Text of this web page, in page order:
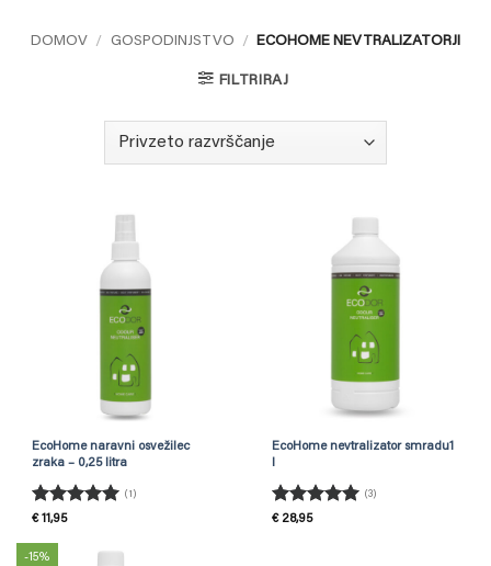
DOMOV / GOSPODINJSTVO / ECOHOME NEVTRALIZATORJI
FILTRIRAJ
EcoHome naravni osvežilec
zraka – 0,25 litra
Ocenjeno
(1)
€11,95
EcoHome nevtralizator smradu1
Ocenjeno
(3)
€28,95
-15%